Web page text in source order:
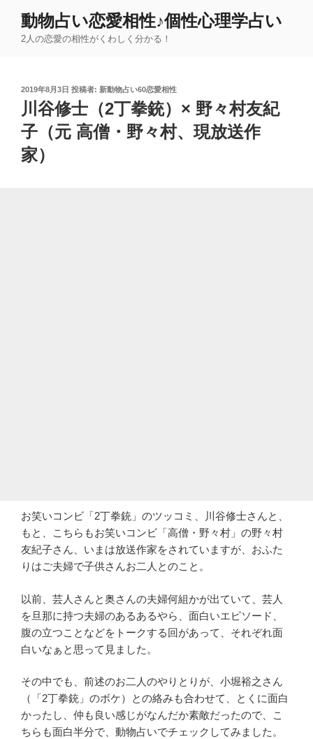
動物占い恋愛相性♪個性心理学占い
2人の恋愛の相性がくわしく分かる！
投
稿
日:
2019年8月3日 投稿者: 新動物占い60恋愛相性
川谷修士（2丁拳銃）× 野々村友紀
子（元 高僧・野々村、現放送作
家）
お笑いコンビ「2丁拳銃」のツッコミ、川谷修士さんと、
もと、こちらもお笑いコンビ「高僧・野々村」の野々村
友紀子さん、いまは放送作家をされていますが、おふた
りはご夫婦で子供さんお二人とのこと。
以前、芸人さんと奥さんの夫婦何組かが出ていて、芸人
を旦那に持つ夫婦のあるあるやら、面白いエピソード、
腹の立つことなどをトークする回があって、それぞれ面
白いなぁと思って見ました。
その中でも、前述のお二人のやりとりが、小堀裕之さん
（「2丁拳銃」のボケ）との絡みも合わせて、とくに面白
かったし、仲も良い感じがなんだか素敵だったので、こ
ちらも面白半分で、動物占いでチェックしてみました。